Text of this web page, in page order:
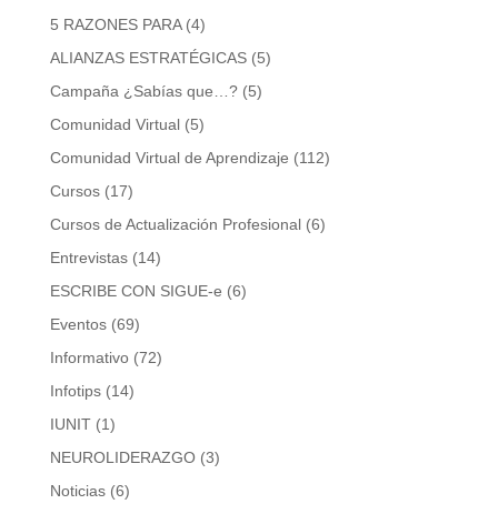
5 RAZONES PARA(4)
ALIANZAS ESTRATÉGICAS(5)
Campaña ¿Sabías que…?(5)
Comunidad Virtual(5)
Comunidad Virtual de Aprendizaje (112)
Cursos(17)
Cursos de Actualización Profesional(6)
Entrevistas(14)
ESCRIBE CON SIGUE-e (6)
Eventos(69)
Informativo(72)
Infotips(14)
IUNIT(1)
NEUROLIDERAZGO(3)
Noticias(6)